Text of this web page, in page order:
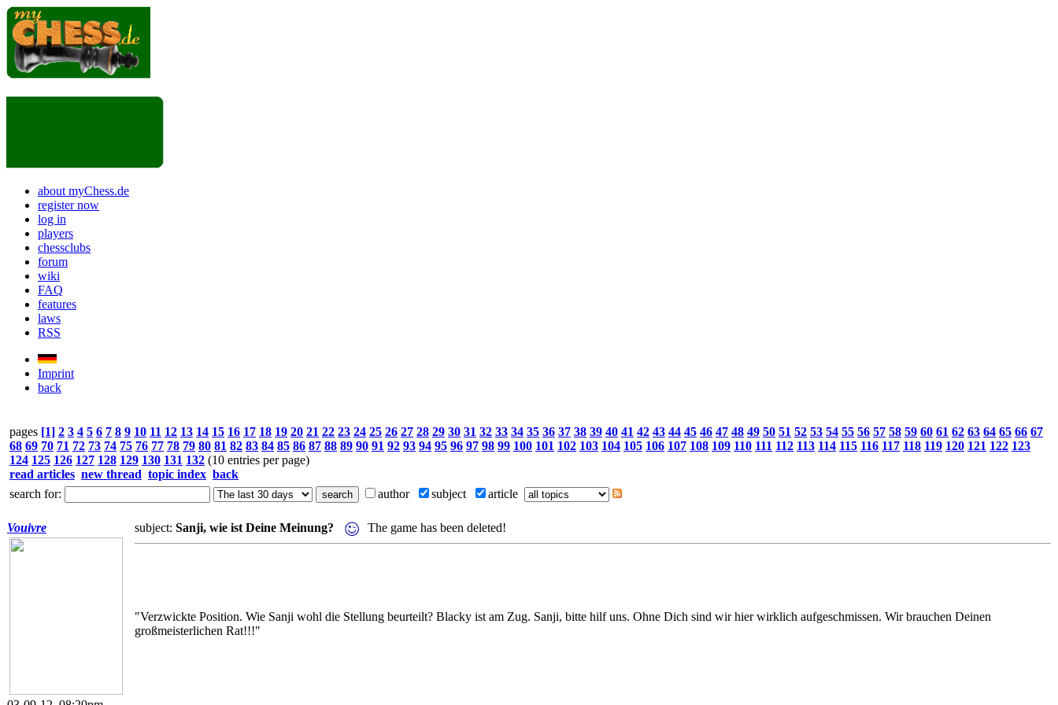
about myChess.de
register now
log in
players
chessclubs
forum
wiki
FAQ
features
laws
RSS
Imprint
back
pages [1] 2 3 4 5 6 7 8 9 10 11 12 13 14 15 16 17 18 19 20 21 22 23 24 25 26 27 28 29 30 31 32 33 34 35 36 37 38 39 40 41 42 43 44 45 46 47 48 49 50 51 52 53 54 55 56 57 58 59 60 61 62 63 64 65 66 67
68 69 70 71 72 73 74 75 76 77 78 79 80 81 82 83 84 85 86 87 88 89 90 91 92 93 94 95 96 97 98 99 100 101 102 103 104 105 106 107 108 109 110 111 112 113 114 115 116 117 118 119 120 121 122 123
124 125 126 127 128 129 130 131 132 (10 entries per page)
read articles new thread topic index back
search for:
author subject article
Vouivre subject: Sanji, wie ist Deine Meinung? The game has been deleted!
"Verzwickte Position. Wie Sanji wohl die Stellung beurteilt? Blacky ist am Zug. Sanji, bitte hilf uns. Ohne Dich sind wir hier wirklich aufgeschmissen. Wir brauchen Deinen
großmeisterlichen Rat!!!"